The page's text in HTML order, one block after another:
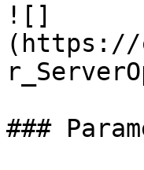
![]
(https://
###